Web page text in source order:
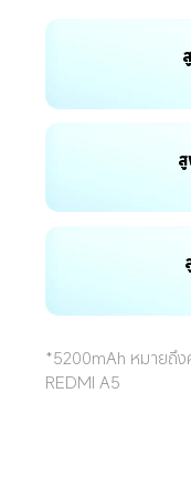
*5200mAh หมายถึง
REDMI A5